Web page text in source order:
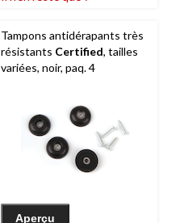
Tampons antidérapants très
résistants Certified, tailles
variées, noir, paq. 4
Aperçu